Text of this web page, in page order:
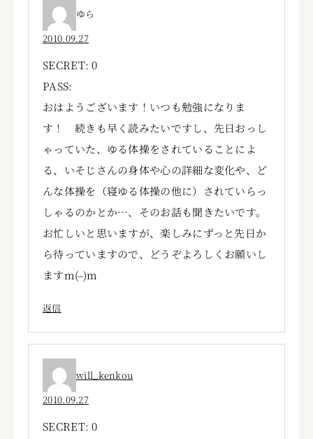
ゆら
2010.09.27
SECRET: 0
PASS:
おはようございます！いつも勉強になりま
す！ 続きも早く読みたいですし、先日おっし
ゃっていた、ゆる体操をされていることによ
る、いそじさんの身体や心の詳細な変化や、ど
んな体操を（寝ゆる体操の他に）されていらっ
しゃるのかとか…、そのお話も聞きたいです。
お忙しいと思いますが、楽しみにずっと先日か
ら待っていますので、どうぞよろしくお願いし
ますm(–)m
返信
will_kenkou
2010.09.27
SECRET: 0